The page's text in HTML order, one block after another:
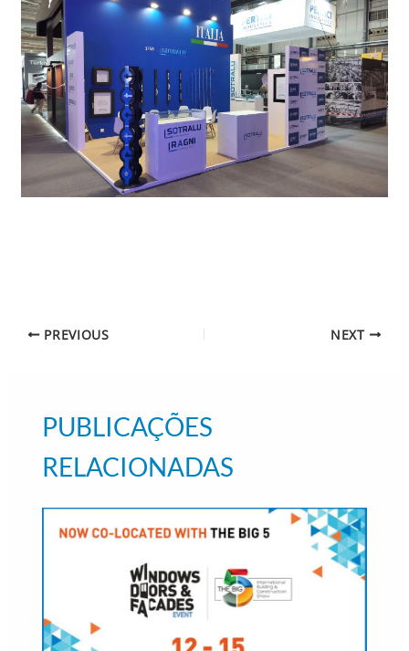
PREVIOUS NEXT
PUBLICAÇÕES
RELACIONADAS